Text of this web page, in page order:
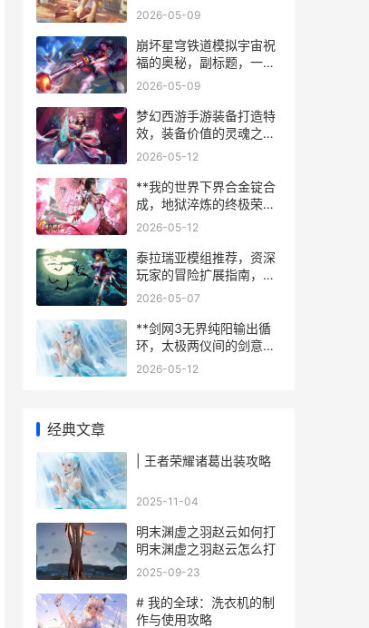
之旅
2026-05-09
崩坏星穹铁道模拟宇宙祝
福的奥秘，副标题，一场
关于概率与策略的永恒博
2026-05-09
梦幻西游手游装备打造特
效，装备价值的灵魂之
光，副标题，特效如何决
2026-05-12
**我的世界下界合金锭合
成，地狱淬炼的终极荣耀
**
2026-05-12
泰拉瑞亚模组推荐，资深
玩家的冒险扩展指南，副
标题，开启超越原版的奇
2026-05-07
**剑网3无界纯阳输出循
环，太极两仪间的剑意流
转**
2026-05-12
经典文章
| 王者荣耀诸葛出装攻略
2025-11-04
明末渊虚之羽赵云如何打
明末渊虚之羽赵云怎么打
2025-09-23
# 我的全球：洗衣机的制
作与使用攻略